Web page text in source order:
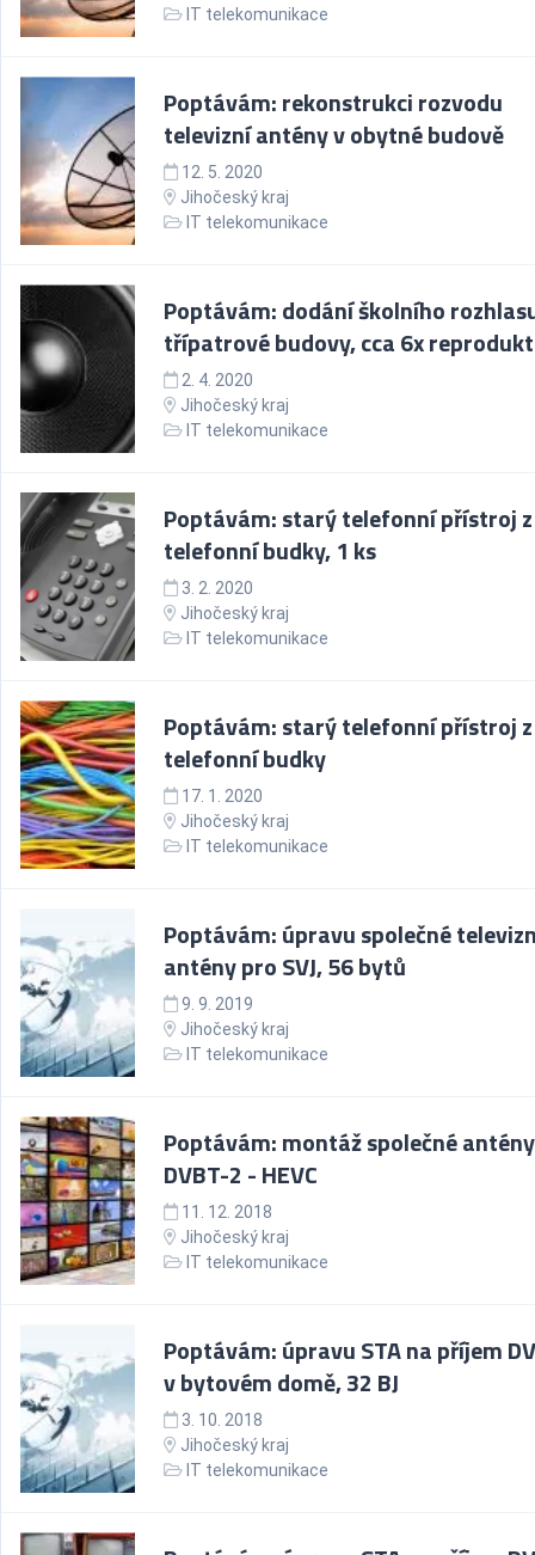
IT telekomunikace
Poptávám: rekonstrukci rozvodu
televizní antény v obytné budově
12. 5. 2020
Jihočeský kraj
IT telekomunikace
Poptávám: dodání školního
třípatrové budovy, cca 6x
2. 4. 2020
Jihočeský kraj
IT telekomunikace
Poptávám: starý telefonní přístroj z
telefonní budky, 1 ks
3. 2. 2020
Jihočeský kraj
IT telekomunikace
Poptávám: starý telefonní přístroj z
telefonní budky
17. 1. 2020
Jihočeský kraj
IT telekomunikace
Poptávám: úpravu společné
antény pro SVJ, 56 bytů
9. 9. 2019
Jihočeský kraj
IT telekomunikace
Poptávám: montáž společné
DVBT-2 - HEVC
11. 12. 2018
Jihočeský kraj
IT telekomunikace
Poptávám: úpravu STA na příjem
v bytovém domě, 32 BJ
3. 10. 2018
Jihočeský kraj
IT telekomunikace